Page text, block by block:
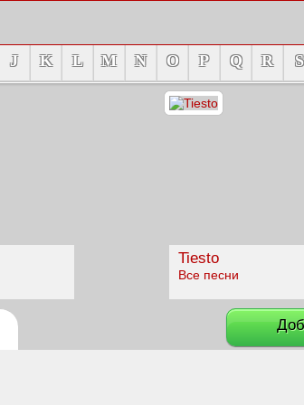
J K L M N O P Q R S
Tiesto
Все песни